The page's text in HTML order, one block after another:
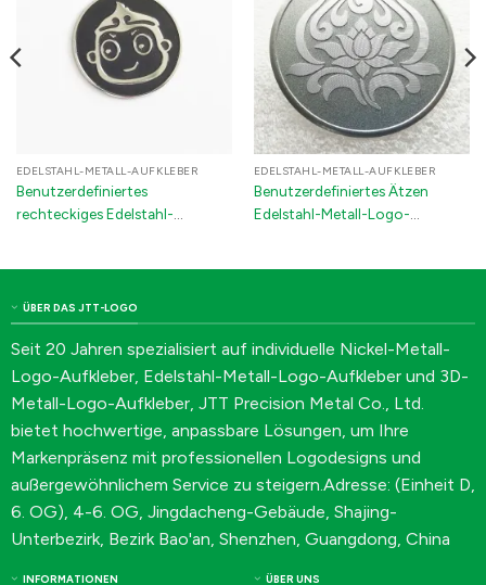
EDELSTAHL-METALL-AUFKLEBER
Benutzerdefiniertes
rechteckiges Edelstahl-
EDELSTAHL-METALL-AUFKLEBER
Benutzerdefiniertes Ätzen
Edelstahl-Metall-Logo-
ÜBER DAS JTT-LOGO
Seit 20 Jahren spezialisiert auf individuelle Nickel-Metall-
Logo-Aufkleber, Edelstahl-Metall-Logo-Aufkleber und 3D-
Metall-Logo-Aufkleber, JTT Precision Metal Co., Ltd.
bietet hochwertige, anpassbare Lösungen, um Ihre
Markenpräsenz mit professionellen Logodesigns und
außergewöhnlichem Service zu steigern.Adresse: (Einheit D,
6. OG), 4-6. OG, Jingdacheng-Gebäude, Shajing-
Unterbezirk, Bezirk Bao'an, Shenzhen, Guangdong, China
INFORMATIONEN ÜBER UNS